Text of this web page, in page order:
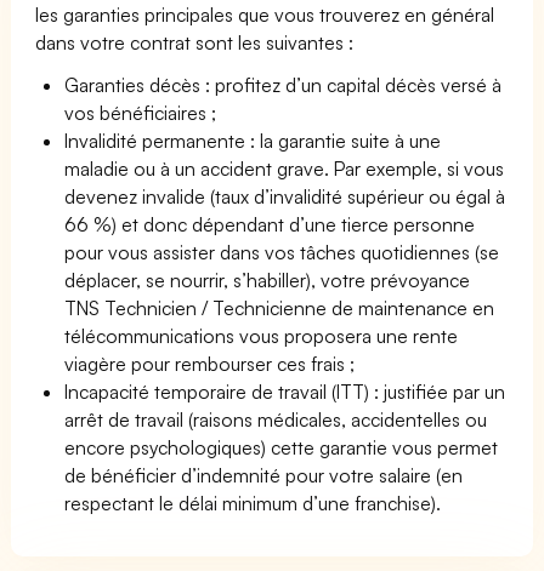
les garanties principales que vous trouverez en général
dans votre contrat sont les suivantes :
Garanties décès : profitez d’un capital décès versé à
vos bénéficiaires ;
Invalidité permanente : la garantie suite à une
maladie ou à un accident grave. Par exemple, si vous
devenez invalide (taux d’invalidité supérieur ou égal à
66 %) et donc dépendant d’une tierce personne
pour vous assister dans vos tâches quotidiennes (se
déplacer, se nourrir, s’habiller), votre prévoyance
TNS Technicien / Technicienne de maintenance en
télécommunications vous proposera une rente
viagère pour rembourser ces frais ;
Incapacité temporaire de travail (ITT) : justifiée par un
arrêt de travail (raisons médicales, accidentelles ou
encore psychologiques) cette garantie vous permet
de bénéficier d’indemnité pour votre salaire (en
respectant le délai minimum d’une franchise).